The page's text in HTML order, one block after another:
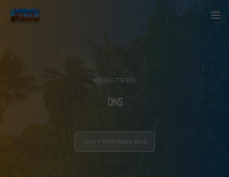
REISE-TIPPS
DNS
Start Mein Reise-Blog